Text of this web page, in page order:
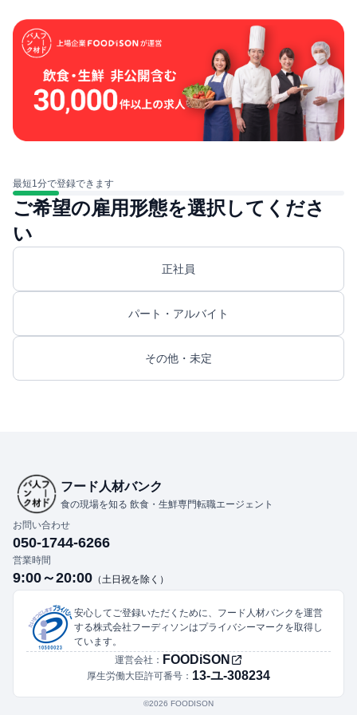
最短1分で登録できます
ご希望の雇用形態を選択してくださ
い
正社員
パート・アルバイト
その他・未定
フード人材バンク
食の現場を知る 飲食・生鮮専門転職エージェント
お問い合わせ
050-1744-6266
営業時間
9:00～20:00 （土日祝を除く）
安心してご登録いただくために、フード人材バンクを運営
する株式会社フーディソンはプライバシーマークを取得し
ています。
運営会社： FOODiSON
厚生労働大臣許可番号： 13-ユ-308234
©︎2026 FOODISON